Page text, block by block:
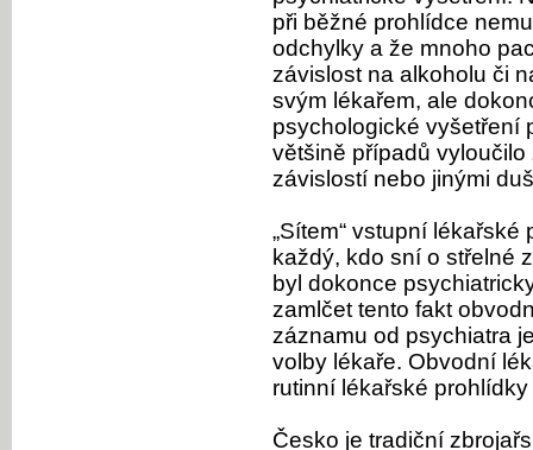
při běžné prohlídce
odchylky a že mnoho
závislost na alkoholu či
svým lékařem, ale
psychologické vyšetření
většině případů
závislostí nebo jinými
„Sítem“ vstupní
každý, kdo sní o střelné
byl dokonce
zamlčet tento fakt
záznamu od psychiatra
volby lékaře. Obvodní
rutinní lékařské
Česko je tradiční